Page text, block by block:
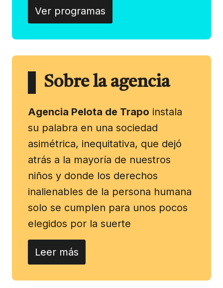
Ver programas
Sobre la agencia
Agencia Pelota de Trapo instala
su palabra en una sociedad
asimétrica, inequitativa, que dejó
atrás a la mayoría de nuestros
niños y donde los derechos
inalienables de la persona humana
solo se cumplen para unos pocos
elegidos por la suerte
Leer más